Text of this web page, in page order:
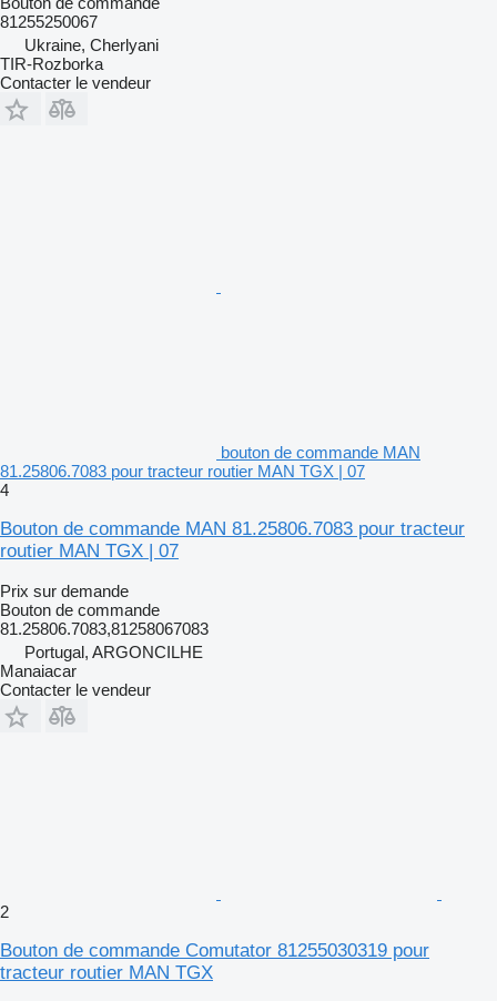
81255250067
Ukraine, Cherlyani
TIR-Rozborka
Contacter le vendeur
bouton de commande MAN
81.25806.7083 pour tracteur routier MAN TGX | 07
4
Bouton de commande MAN 81.25806.7083 pour tracteur
routier MAN TGX | 07
Prix sur demande
Bouton de commande
81.25806.7083,81258067083
Portugal, ARGONCILHE
Manaiacar
Contacter le vendeur
2
Bouton de commande Comutator 81255030319 pour
tracteur routier MAN TGX